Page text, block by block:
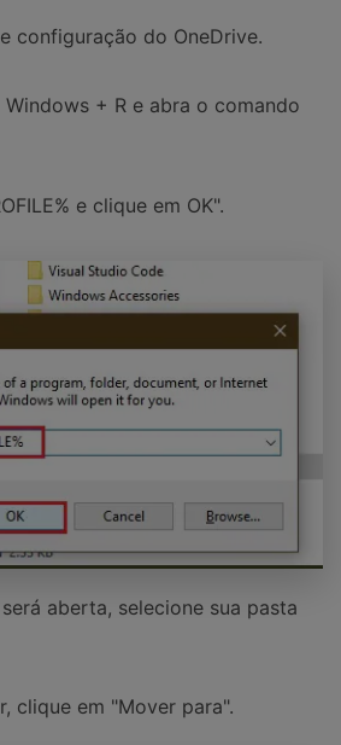
configuração do OneDrive.
+ R e abra o comando
e clique em OK".
aberta, selecione sua pasta
clique em "Mover para".